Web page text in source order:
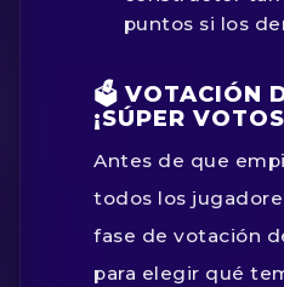
puntos si los
🗳️ VOTACIÓN
¡SÚPER
Antes de que
todos los
fase de votación
para elegir qué